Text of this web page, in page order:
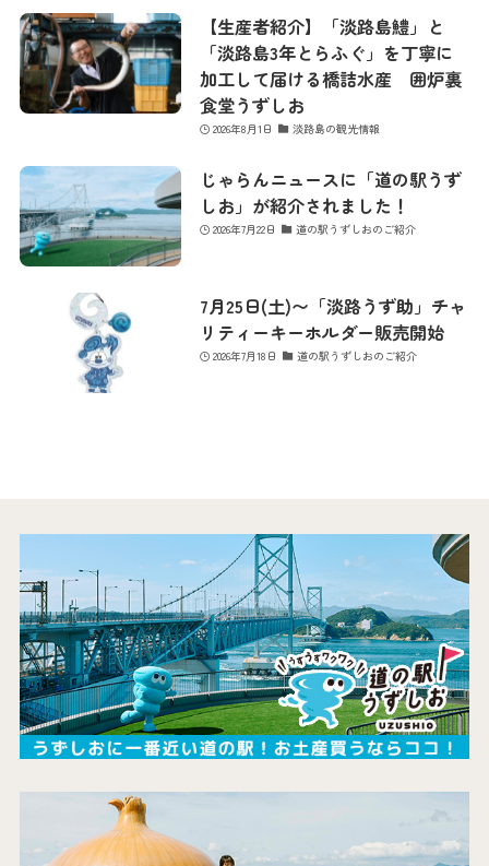
【生産者紹介】「淡路島鱧」と
「淡路島3年とらふぐ」を丁寧に
加工して届ける橋詰水産 囲炉裏
食堂うずしお
2026年8月1日 淡路島の観光情報
じゃらんニュースに「道の駅うず
しお」が紹介されました！
2026年7月22日 道の駅うずしおのご紹介
7月25日(土)〜「淡路うず助」チャ
リティーキーホルダー販売開始
2026年7月18日 道の駅うずしおのご紹介